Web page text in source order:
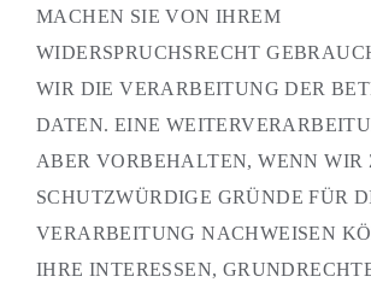
MACHEN SIE VON IHREM
WIDERSPRUCHSRECHT
WIR DIE VERARBEITUNG DER
DATEN. EINE
ABER VORBEHALTEN, WENN WIR
SCHUTZWÜRDIGE GRÜNDE FÜR
VERARBEITUNG NACHWEISEN
IHRE INTERESSEN,